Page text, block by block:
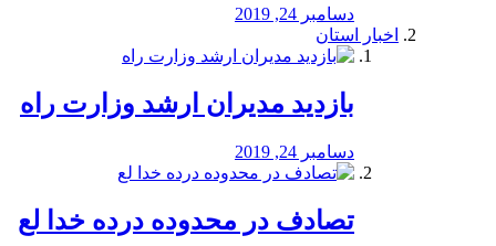
دسامبر 24, 2019
اخبار استان
بازدید مدیران ارشد وزارت راه
دسامبر 24, 2019
تصادف در محدوده درده خدا لع